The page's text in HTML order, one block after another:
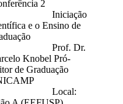
2
e o Ensino de
Dr.
Knobel Pró-
de Graduação